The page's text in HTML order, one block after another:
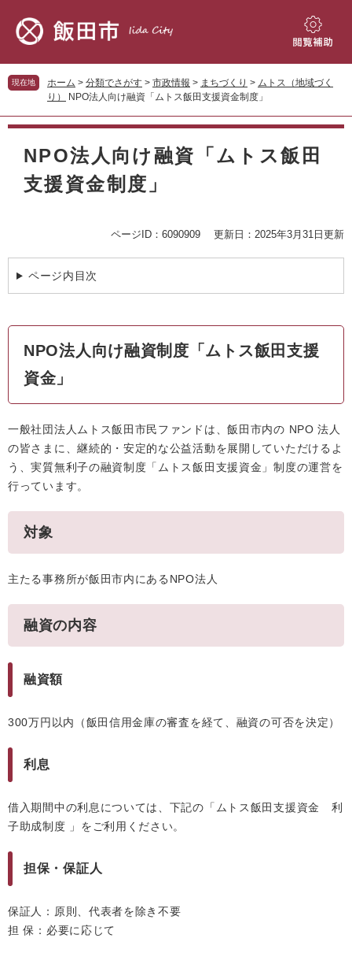
先
頭
す。
を
飛
し
閲
補
現在地 ホーム > 分類でさがす > 市政情報 > まちづくり > ムトス（地域づく
り）
NPO法人向け融資「ムトス飯田支援資金制度」
本
NPO法人向け融資「ムトス飯田
支援資金制度」
ページID：6090909 更新日：2025年3月31日更新
ページ内目次
NPO法人向け融資制度「ムトス飯田支援
資金」
一般社団法人ムトス飯田市民ファンドは、飯田市内の NPO 法人
の皆さまに、継続的・安定的な公益活動を展開していただけるよ
う、実質無利子の融資制度「ムトス飯田支援資金」制度の運営を
行っています。
対象
主たる事務所が飯田市内にあるNPO法人
融資の内容
融資額
300万円以内（飯田信用金庫の審査を経て、融資の可否を決定）
利息
借入期間中の利息については、下記の「ムトス飯田支援資金 利
子助成制度 」をご利用ください。
担保・保証人
保証人：原則、代表者を除き不要
担 保：必要に応じて